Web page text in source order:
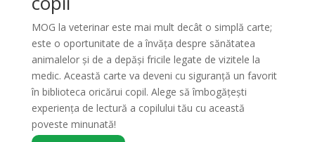
MOG la veterinar este mai mult decât o simplă carte;
este o oportunitate de a învăța despre sănătatea
animalelor și de a depăși fricile legate de vizitele la
medic. Această carte va deveni cu siguranță un favorit
în biblioteca oricărui copil. Alege să îmbogățești
experiența de lectură a copilului tău cu această
poveste minunată!